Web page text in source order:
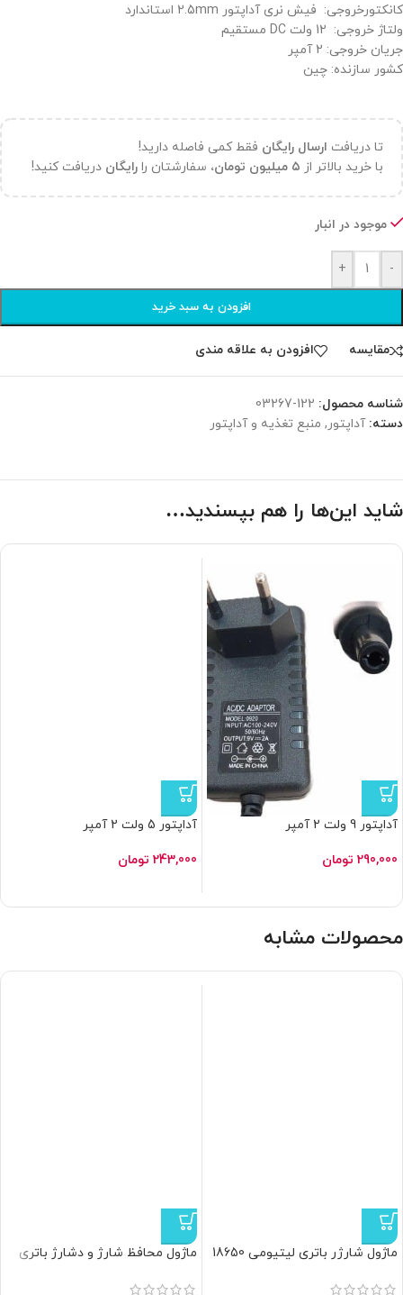
کانکتورخروجی: فیش نری آداپتور 2.5mm استاندارد
ولتاژ خروجی: 12 ولت DC مستقیم
جریان خروجی: 2 آمپر
کشور سازنده: چین
تا دریافت ارسال رایگان فقط کمی فاصله دارید!
با خرید بالاتر از ۵ میلیون تومان، سفارشتان را رایگان دریافت کنید!
موجود در انبار
-
+
افزودن به سبد خرید
مقایسه افزودن به علاقه مندی
شناسه محصول: 122-03267
دسته: آداپتور , منبع تغذیه و آداپتور
شاید این‌ها را هم بپسندید…
آداپتور 9 ولت 2 آمپر
290,000 تومان
آداپتور 5 ولت 2 آمپر
243,000 تومان
محصولات مشابه
ماژول شارژر باتری لیتیومی 18650
ماژول محافظ شارژ و دشارژ باتری